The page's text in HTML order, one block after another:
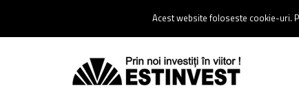
0237 238 900 |Email :contact@estinvest.ro
Acest website foloseste cookie-uri.